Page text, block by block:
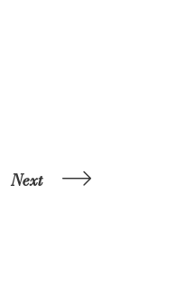
Next